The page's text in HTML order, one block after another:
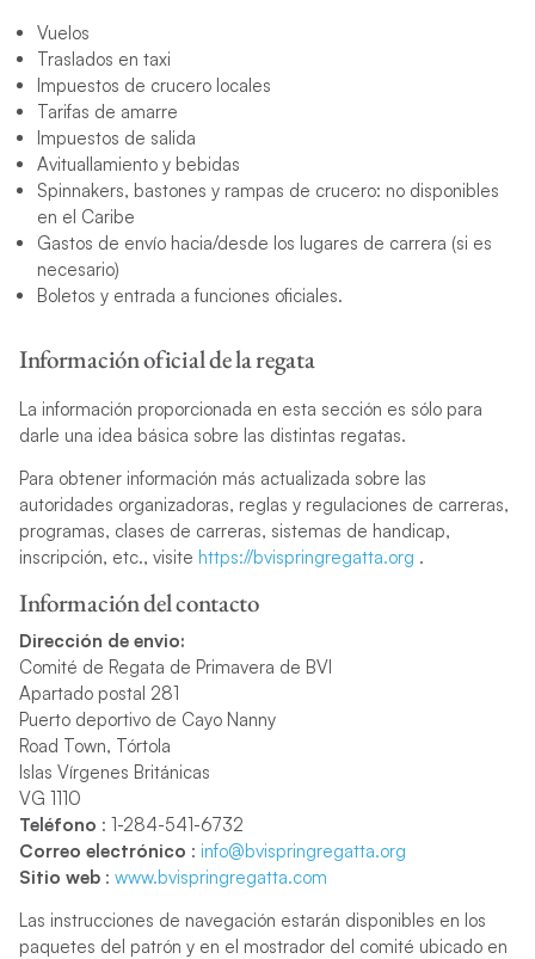
Vuelos
Traslados en taxi
Impuestos de crucero locales
Tarifas de amarre
Impuestos de salida
Avituallamiento y bebidas
Spinnakers, bastones y rampas de crucero: no disponibles
en el Caribe
Gastos de envío hacia/desde los lugares de carrera (si es
necesario)
Boletos y entrada a funciones oficiales.
Información oficial de la regata
La información proporcionada en esta sección es sólo para
darle una idea básica sobre las distintas regatas.
Para obtener información más actualizada sobre las
autoridades organizadoras, reglas y regulaciones de carreras,
programas, clases de carreras, sistemas de handicap,
inscripción, etc., visite https://bvispringregatta.org .
Información del contacto
Dirección de envio:
Comité de Regata de Primavera de BVI
Apartado postal 281
Puerto deportivo de Cayo Nanny
Road Town, Tórtola
Islas Vírgenes Británicas
VG 1110
Teléfono : 1-284-541-6732
Correo electrónico : info@bvispringregatta.org
Sitio web: www.bvispringregatta.com
Las instrucciones de navegación estarán disponibles en los
paquetes del patrón y en el mostrador del comité ubicado en